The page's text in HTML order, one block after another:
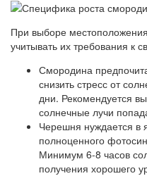
При выборе
учитывать их требования к
Смородина
снизить стресс от
дни. Рекомендуется
солнечные лучи
Черешня нуждается в
полноценного
Минимум 6-8 часов
получения хорошего